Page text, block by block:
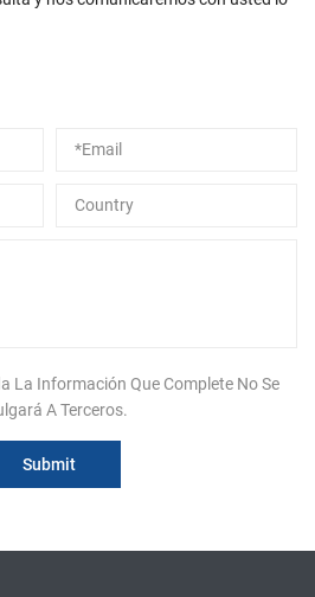
La Información Que Complete No Se
A Terceros.